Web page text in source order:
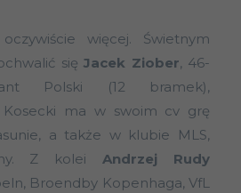
więcej. Świetnym
się Jacek Ziober, 46-
Polski (12 bramek),
ma w swoim cv grę
a także w klubie MLS,
Z koleiAndrzej Rudy
Broendby Kopenhaga, VfL